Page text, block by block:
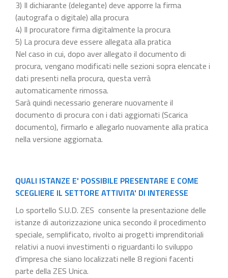
3) Il dichiarante (delegante) deve apporre la firma
(autografa o digitale) alla procura
4) Il procuratore firma digitalmente la procura
5) La procura deve essere allegata alla pratica
Nel caso in cui, dopo aver allegato il documento di
procura, vengano modificati nelle sezioni sopra elencate i
dati presenti nella procura, questa verrà
automaticamente rimossa.
Sarà quindi necessario generare nuovamente il
documento di procura con i dati aggiornati (Scarica
documento), firmarlo e allegarlo nuovamente alla pratica
nella versione aggiornata.
QUALI ISTANZE E' POSSIBILE PRESENTARE E COME
SCEGLIERE IL SETTORE ATTIVITA' DI INTERESSE
Lo sportello S.U.D. ZES consente la presentazione delle
istanze di autorizzazione unica secondo il procedimento
speciale, semplificato, rivolto ai progetti imprenditoriali
relativi a nuovi investimenti o riguardanti lo sviluppo
d'impresa che siano localizzati nelle 8 regioni facenti
parte della ZES Unica.